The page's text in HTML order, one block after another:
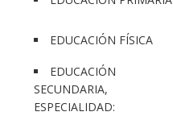
EDUCACIÓN FÍSICA
EDUCACIÓN
SECUNDARIA,
ESPECIALIDAD: